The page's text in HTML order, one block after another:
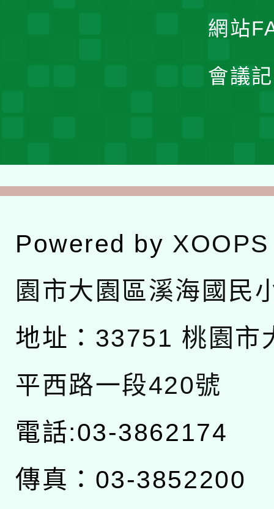
網站
會議
Powered by XOOPS
園市大園區溪海國民
地址： 33751 桃園市
平西路一段420號
電話:03-3862174
傳真：03-3852200